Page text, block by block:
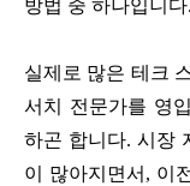
방법 중 하나입니다.
실제로 많은 테크
서치 전문가를 영
하곤 합니다. 시장
이 많아지면서, 이